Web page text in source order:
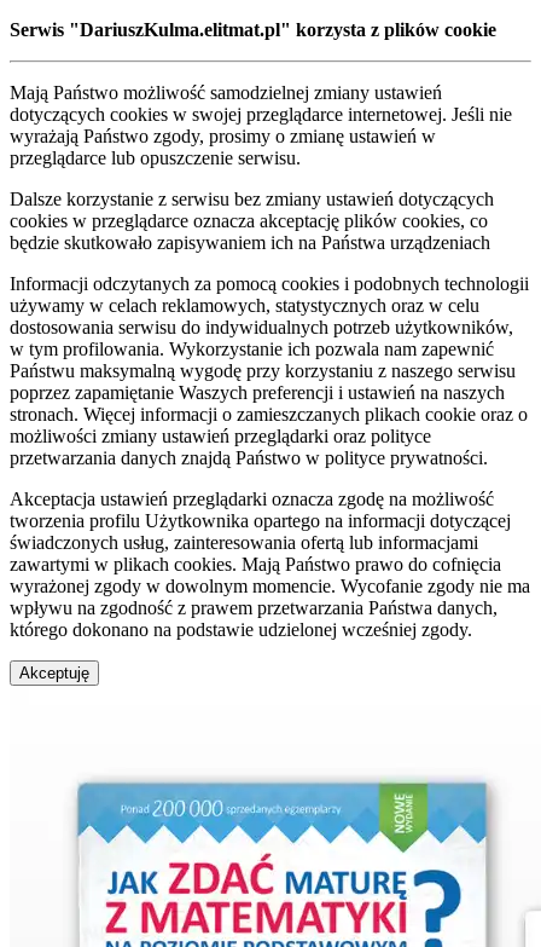
Serwis "DariuszKulma.elitmat.pl" korzysta z plików cookie
Mają Państwo możliwość samodzielnej zmiany ustawień
dotyczących cookies w swojej przeglądarce internetowej. Jeśli nie
wyrażają Państwo zgody, prosimy o zmianę ustawień w
przeglądarce lub opuszczenie serwisu.
Dalsze korzystanie z serwisu bez zmiany ustawień dotyczących
cookies w przeglądarce oznacza akceptację plików cookies, co
będzie skutkowało zapisywaniem ich na Państwa urządzeniach
Informacji odczytanych za pomocą cookies i podobnych technologii
używamy w celach reklamowych, statystycznych oraz w celu
dostosowania serwisu do indywidualnych potrzeb użytkowników,
w tym profilowania. Wykorzystanie ich pozwala nam zapewnić
Państwu maksymalną wygodę przy korzystaniu z naszego serwisu
poprzez zapamiętanie Waszych preferencji i ustawień na naszych
stronach. Więcej informacji o zamieszczanych plikach cookie oraz o
możliwości zmiany ustawień przeglądarki oraz polityce
przetwarzania danych znajdą Państwo w polityce prywatności.
Akceptacja ustawień przeglądarki oznacza zgodę na możliwość
tworzenia profilu Użytkownika opartego na informacji dotyczącej
świadczonych usług, zainteresowania ofertą lub informacjami
zawartymi w plikach cookies. Mają Państwo prawo do cofnięcia
wyrażonej zgody w dowolnym momencie. Wycofanie zgody nie ma
wpływu na zgodność z prawem przetwarzania Państwa danych,
którego dokonano na podstawie udzielonej wcześniej zgody.
Akceptuję